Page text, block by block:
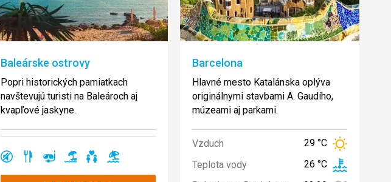
Baleárske ostrovy
Popri historických pamiatkach
navštevujú turisti na Baleároch aj
kvapľové jaskyne.
AnoAnoAnoAnoAnoAno
Barcelona
Hlavné mesto Katalánska oplýva
originálnymi stavbami A. Gaudího,
múzeami aj parkami.
Vzduch
29 °C
Teplota vody
26 °C